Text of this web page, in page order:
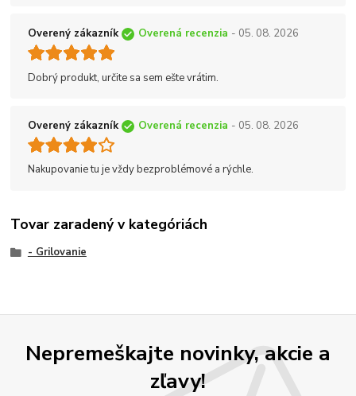
Overený zákazník Overená recenzia - 05. 08. 2026
Dobrý produkt, určite sa sem ešte vrátim.
Overený zákazník Overená recenzia - 05. 08. 2026
Nakupovanie tu je vždy bezproblémové a rýchle.
Tovar zaradený v kategóriách
- Grilovanie
Nepremeškajte novinky, akcie a
zľavy!